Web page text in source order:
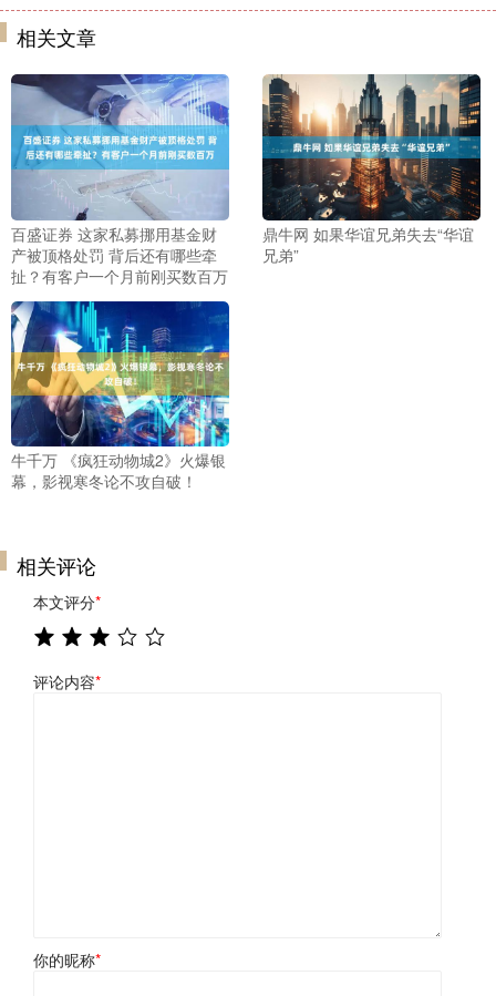
相关文章
百盛证券 这家私募挪用基金财
产被顶格处罚 背后还有哪些牵
扯？有客户一个月前刚买数百万
鼎牛网 如果华谊兄弟失去“华谊
兄弟”
牛千万 《疯狂动物城2》火爆银
幕，影视寒冬论不攻自破！
相关评论
本文评分*
评论内容*
你的昵称*